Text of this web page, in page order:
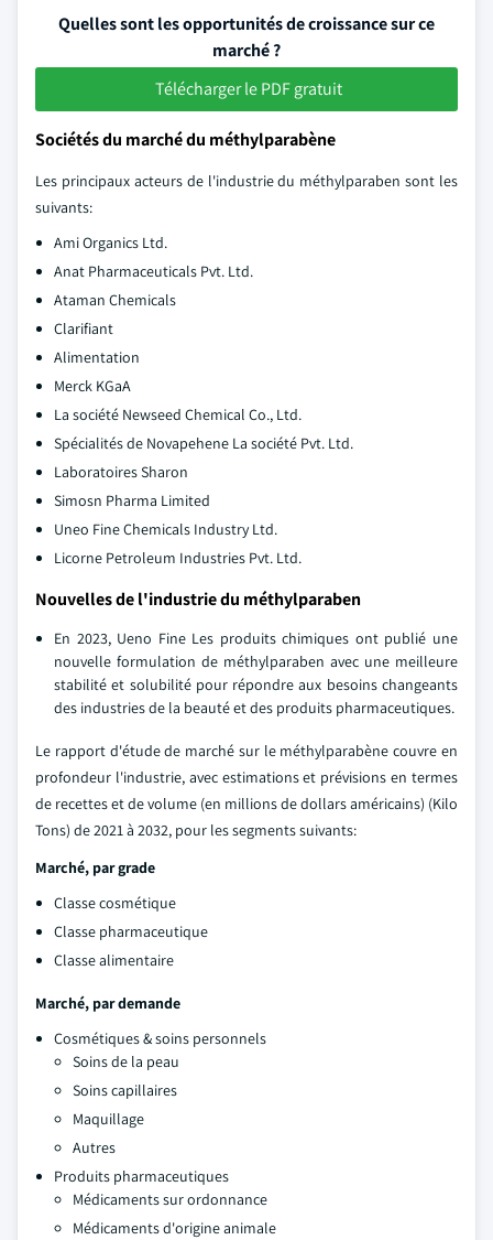
Quelles sont les opportunités de croissance sur ce
marché ?
Télécharger le PDF gratuit
Sociétés du marché du méthylparabène
Les principaux acteurs de l'industrie du méthylparaben sont les
suivants:
Ami Organics Ltd.
Anat Pharmaceuticals Pvt. Ltd.
Ataman Chemicals
Clarifiant
Alimentation
Merck KGaA
La société Newseed Chemical Co., Ltd.
Spécialités de Novapehene La société Pvt. Ltd.
Laboratoires Sharon
Simosn Pharma Limited
Uneo Fine Chemicals Industry Ltd.
Licorne Petroleum Industries Pvt. Ltd.
Nouvelles de l'industrie du méthylparaben
En 2023, Ueno Fine Les produits chimiques ont publié une
nouvelle formulation de méthylparaben avec une meilleure
stabilité et solubilité pour répondre aux besoins changeants
des industries de la beauté et des produits pharmaceutiques.
Le rapport d'étude de marché sur le méthylparabène couvre en
profondeur l'industrie, avec estimations et prévisions en termes
de recettes et de volume (en millions de dollars américains) (Kilo
Tons) de 2021 à 2032, pour les segments suivants:
Marché, par grade
Classe cosmétique
Classe pharmaceutique
Classe alimentaire
Marché, par demande
Cosmétiques & soins personnels
Soins de la peau
Soins capillaires
Maquillage
Autres
Produits pharmaceutiques
Médicaments sur ordonnance
Médicaments d'origine animale